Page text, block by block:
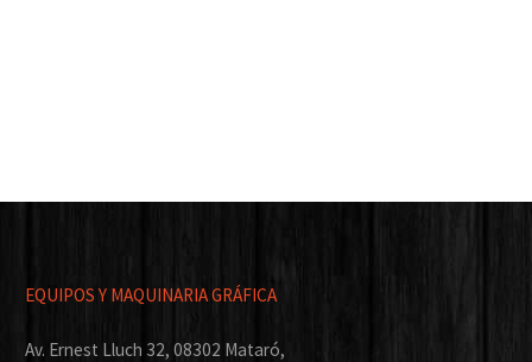
EQUIPOS Y MAQUINARIA GRÁFICA
Av. Ernest Lluch 32, 08302 Mataró,